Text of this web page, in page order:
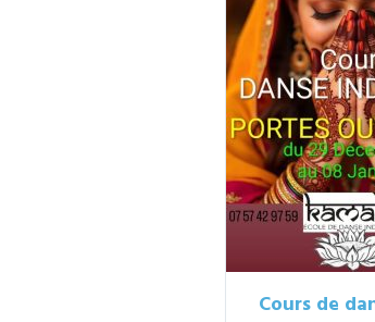
Cours de